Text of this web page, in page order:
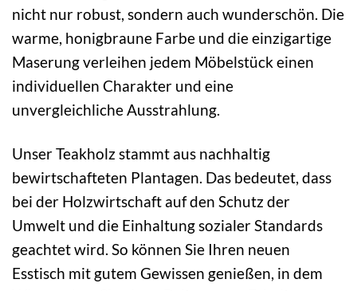
nicht nur robust, sondern auch wunderschön. Die
warme, honigbraune Farbe und die einzigartige
Maserung verleihen jedem Möbelstück einen
individuellen Charakter und eine
unvergleichliche Ausstrahlung.
Unser Teakholz stammt aus nachhaltig
bewirtschafteten Plantagen. Das bedeutet, dass
bei der Holzwirtschaft auf den Schutz der
Umwelt und die Einhaltung sozialer Standards
geachtet wird. So können Sie Ihren neuen
Esstisch mit gutem Gewissen genießen, in dem